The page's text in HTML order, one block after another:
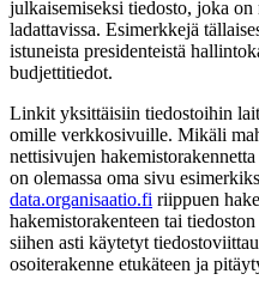
julkaisemiseksi tiedosto, joka on
ladattavissa. Esimerkkejä
istuneista presidenteistä
budjettitiedot.
Linkit yksittäisiin tiedostoihin
omille verkkosivuille. Mikäli
nettisivujen
on olemassa oma sivu
data.organisaatio.fi riippuen
hakemistorakenteen tai
siihen asti käytetyt
osoiterakenne etukäteen ja